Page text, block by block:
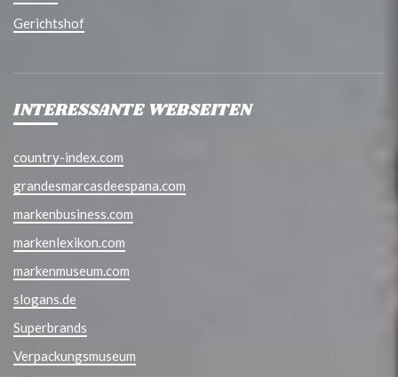
Gerichtshof
INTERESSANTE WEBSEITEN
country-index.com
grandesmarcasdeespana.com
markenbusiness.com
markenlexikon.com
markenmuseum.com
slogans.de
Superbrands
Verpackungsmuseum